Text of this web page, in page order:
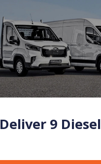
Deliver 9 Diesel